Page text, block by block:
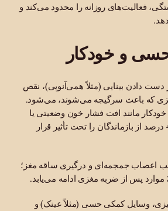
فعالیت‌های روزانه را محدود می‌کند و
دادن بینایی (مثلاً همی‌آنوپی)، نقص
که باعث سرگیجه می‌شوند، می‌شود.
مانند افت فشار خون وضعیتی یا
اختلالات خواب، 20 تا 40 درصد از بازماندگان را تحت تأثیر قرار
اعصاب جمجمه‌ای و درگیری ساقه مغز؛
وسایل کمکی حسی (مثلاً عینک) و